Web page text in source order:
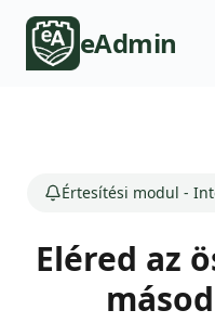
eAdmin
Értesítési modul -
Eléred az